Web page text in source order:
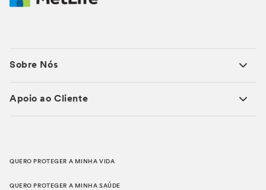
Sobre Nós
Apoio ao Cliente
QUERO PROTEGER A MINHA VIDA
QUERO PROTEGER A MINHA SAÚDE